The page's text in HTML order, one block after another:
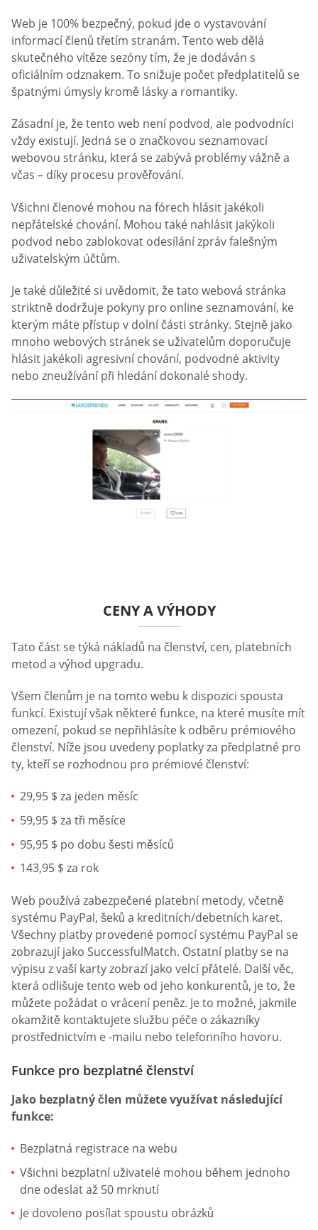
Web je 100% bezpečný, pokud jde o vystavování
informací členů třetím stranám. Tento web dělá
skutečného vítěze sezóny tím, že je dodáván s
oficiálním odznakem. To snižuje počet předplatitelů se
špatnými úmysly kromě lásky a romantiky.
Zásadní je, že tento web není podvod, ale podvodníci
vždy existují. Jedná se o značkovou seznamovací
webovou stránku, která se zabývá problémy vážně a
včas – díky procesu prověřování.
Všichni členové mohou na fórech hlásit jakékoli
nepřátelské chování. Mohou také nahlásit jakýkoli
podvod nebo zablokovat odesílání zpráv falešným
uživatelským účtům.
Je také důležité si uvědomit, že tato webová stránka
striktně dodržuje pokyny pro online seznamování, ke
kterým máte přístup v dolní části stránky. Stejně jako
mnoho webových stránek se uživatelům doporučuje
hlásit jakékoli agresivní chování, podvodné aktivity
nebo zneužívání při hledání dokonalé shody.
CENY A VÝHODY
Tato část se týká nákladů na členství, cen, platebních
metod a výhod upgradu.
Všem členům je na tomto webu k dispozici spousta
funkcí. Existují však některé funkce, na které musíte mít
omezení, pokud se nepřihlásíte k odběru prémiového
členství. Níže jsou uvedeny poplatky za předplatné pro
ty, kteří se rozhodnou pro prémiové členství:
29,95 $ za jeden měsíc
59,95 $ za tři měsíce
95,95 $ po dobu šesti měsíců
143,95 $ za rok
Web používá zabezpečené platební metody, včetně
systému PayPal, šeků a kreditních/debetních karet.
Všechny platby provedené pomocí systému PayPal se
zobrazují jako SuccessfulMatch. Ostatní platby se na
výpisu z vaší karty zobrazí jako velcí přátelé. Další věc,
která odlišuje tento web od jeho konkurentů, je to, že
můžete požádat o vrácení peněz. Je to možné, jakmile
okamžitě kontaktujete službu péče o zákazníky
prostřednictvím e -mailu nebo telefonního hovoru.
Funkce pro bezplatné členství
Jako bezplatný člen můžete využívat následující
funkce:
Bezplatná registrace na webu
Všichni bezplatní uživatelé mohou během jednoho
dne odeslat až 50 mrknutí
Je dovoleno posílat spoustu obrázků